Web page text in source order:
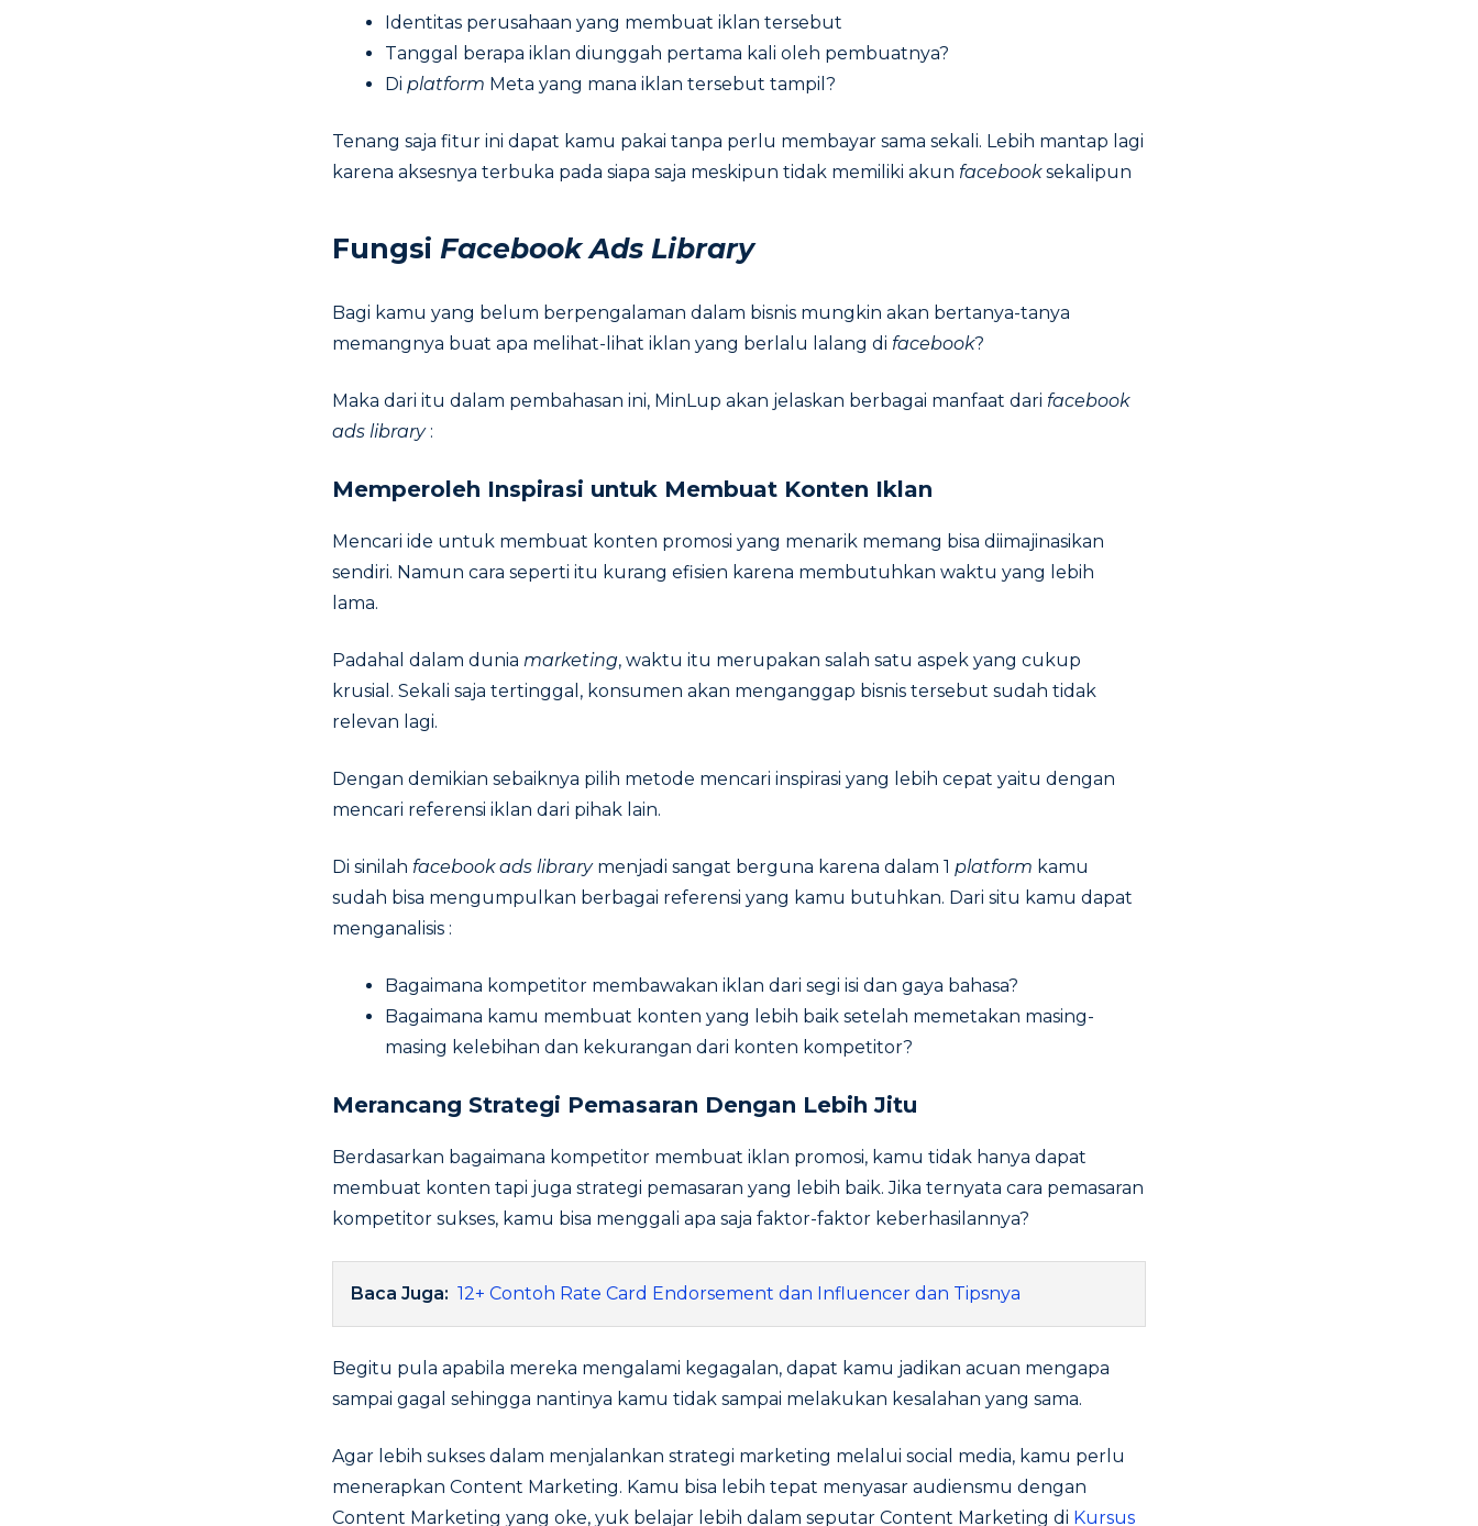
Identitas perusahaan yang membuat iklan tersebut
Tanggal berapa iklan diunggah pertama kali oleh pembuatnya?
Di platform Meta yang mana iklan tersebut tampil?
Tenang saja fitur ini dapat kamu pakai tanpa perlu membayar sama sekali. Lebih mantap lagi
karena aksesnya terbuka pada siapa saja meskipun tidak memiliki akun facebooksekalipun
Fungsi Facebook Ads Library
Bagi kamu yang belum berpengalaman dalam bisnis mungkin akan bertanya-tanya
memangnya buat apa melihat-lihat iklan yang berlalu lalang di facebook?
Maka dari itu dalam pembahasan ini, MinLup akan jelaskan berbagai manfaat dari facebook
ads library:
Memperoleh Inspirasi untuk Membuat Konten Iklan
Mencari ide untuk membuat konten promosi yang menarik memang bisa diimajinasikan
sendiri. Namun cara seperti itu kurang efisien karena membutuhkan waktu yang lebih
lama.
Padahal dalam dunia marketing, waktu itu merupakan salah satu aspek yang cukup
krusial. Sekali saja tertinggal, konsumen akan menganggap bisnis tersebut sudah tidak
relevan lagi.
Dengan demikian sebaiknya pilih metode mencari inspirasi yang lebih cepat yaitu dengan
mencari referensi iklan dari pihak lain.
Di sinilah facebook ads library menjadi sangat berguna karena dalam 1 platform kamu
sudah bisa mengumpulkan berbagai referensi yang kamu butuhkan. Dari situ kamu dapat
menganalisis :
Bagaimana kompetitor membawakan iklan dari segi isi dan gaya bahasa?
Bagaimana kamu membuat konten yang lebih baik setelah memetakan masing-
masing kelebihan dan kekurangan dari konten kompetitor?
Merancang Strategi Pemasaran Dengan Lebih Jitu
Berdasarkan bagaimana kompetitor membuat iklan promosi, kamu tidak hanya dapat
membuat konten tapi juga strategi pemasaran yang lebih baik. Jika ternyata cara pemasaran
kompetitor sukses, kamu bisa menggali apa saja faktor-faktor keberhasilannya?
Baca Juga: 12+ Contoh Rate Card Endorsement dan Influencer dan Tipsnya
Begitu pula apabila mereka mengalami kegagalan, dapat kamu jadikan acuan mengapa
sampai gagal sehingga nantinya kamu tidak sampai melakukan kesalahan yang sama.
Agar lebih sukses dalam menjalankan strategi marketing melalui social media, kamu perlu
menerapkan Content Marketing. Kamu bisa lebih tepat menyasar audiensmu dengan
Content Marketing yang oke, yuk belajar lebih dalam seputar Content Marketing di Kursus